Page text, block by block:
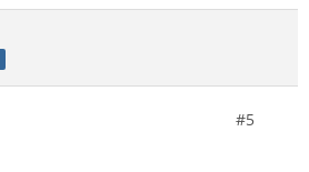
#5